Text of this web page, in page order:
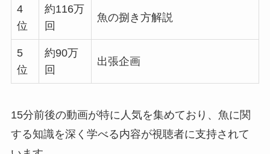
4
位
約116万
回
魚の捌き方解説
5
位
約90万
回
出張企画
15分前後の動画が特に人気を集めており、魚に関
する知識を深く学べる内容が視聴者に支持されて